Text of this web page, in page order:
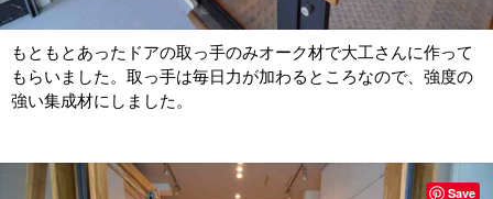
もともとあったドアの取っ手のみオーク材で大工さんに作って
もらいました。取っ手は毎日力が加わるところなので、強度の
強い集成材にしました。
Save